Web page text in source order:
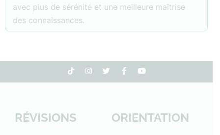
avec plus de sérénité et une meilleure maîtrise
des connaissances.
RÉVISIONS ORIENTATION